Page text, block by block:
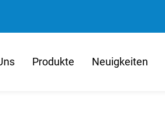
Produkte Neuigkeiten